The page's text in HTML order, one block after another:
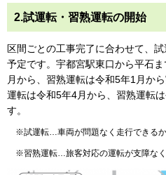
2.試運転・習熟運転の開始
区間ごとの工事完了に合わせて、
予定です。宇都宮駅東口から平石
月から、習熟運転は令和5年1月か
運転は令和5年4月から、習熟運転
す。
※試運転…車両が問題なく走行できるか
※習熟運転…旅客対応の運転が支障なく